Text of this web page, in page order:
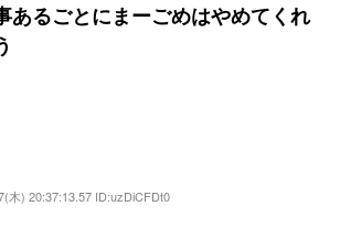
あるごとにまーごめはやめてくれ
木) 20:37:13.57 ID:uzDiCFDt0